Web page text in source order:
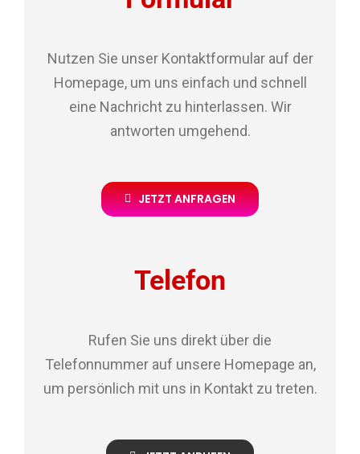
Nutzen Sie unser Kontaktformular auf der
Homepage, um uns einfach und schnell
eine Nachricht zu hinterlassen. Wir
antworten umgehend.
JETZT ANFRAGEN
Telefon
Rufen Sie uns direkt über die
Telefonnummer auf unsere Homepage an,
um persönlich mit uns in Kontakt zu treten.